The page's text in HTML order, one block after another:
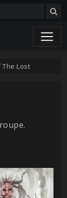
The Lost